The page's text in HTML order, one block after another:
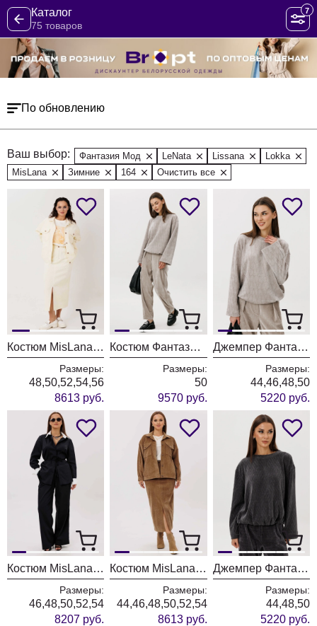
Каталог
75 товаров
7
По обновлению
Ваш выбор: Фантазия Мод LeNata Lissana
Lokka
MisLana
Зимние 164 Очистить все
Костюм MisLana 1245к молочный + сливочный
Размеры:
48,50,52,54,56
8613 руб.
Костюм Фантазия Мод 5356 беж
Размеры:
50
9570 руб.
Джемпер Фантазия Мод 5356-1 беж
Размеры:
44,46,48,50
5220 руб.
Костюм MisLana 1221
Размеры:
46,48,50,52,54
8207 руб.
Костюм MisLana 1245к орех
Размеры:
44,46,48,50,52,54
8613 руб.
Джемпер Фантазия Мод 5356-1
Размеры:
44,48,50
5220 руб.